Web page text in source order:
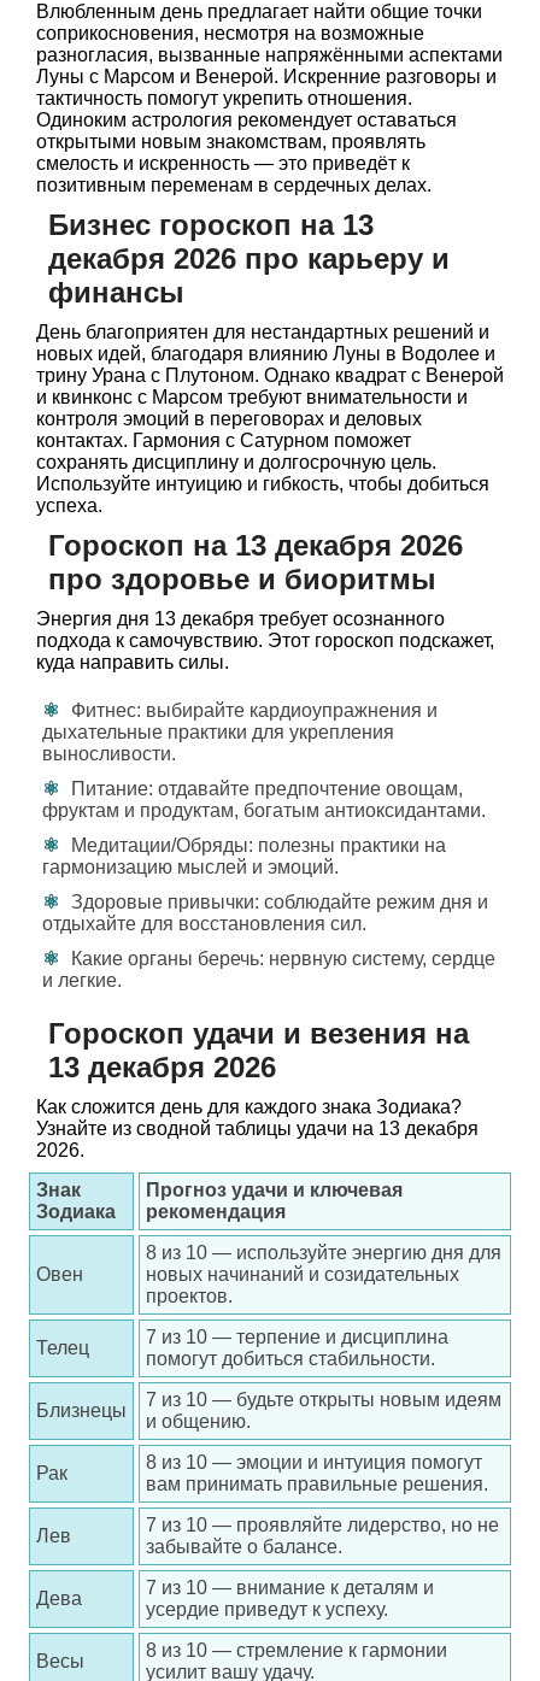
Влюбленным день предлагает найти общие точки
соприкосновения, несмотря на возможные
разногласия, вызванные напряжёнными аспектами
Луны с Марсом и Венерой. Искренние разговоры и
тактичность помогут укрепить отношения.
Одиноким астрология рекомендует оставаться
открытыми новым знакомствам, проявлять
смелость и искренность — это приведёт к
позитивным переменам в сердечных делах.
Бизнес гороскоп на 13
декабря 2026 про карьеру и
финансы
День благоприятен для нестандартных решений и
новых идей, благодаря влиянию Луны в Водолее и
трину Урана с Плутоном. Однако квадрат с Венерой
и квинконс с Марсом требуют внимательности и
контроля эмоций в переговорах и деловых
контактах. Гармония с Сатурном поможет
сохранять дисциплину и долгосрочную цель.
Используйте интуицию и гибкость, чтобы добиться
успеха.
Гороскоп на 13 декабря 2026
про здоровье и биоритмы
Энергия дня 13 декабря требует осознанного
подхода к самочувствию. Этот гороскоп подскажет,
куда направить силы.
Фитнес: выбирайте кардиоупражнения и
дыхательные практики для укрепления
выносливости.
Питание: отдавайте предпочтение овощам,
фруктам и продуктам, богатым антиоксидантами.
Медитации/Обряды: полезны практики на
гармонизацию мыслей и эмоций.
Здоровые привычки: соблюдайте режим дня и
отдыхайте для восстановления сил.
Какие органы беречь: нервную систему, сердце
и легкие.
Гороскоп удачи и везения на
13 декабря 2026
Как сложится день для каждого знака Зодиака?
Узнайте из сводной таблицы удачи на 13 декабря
2026.
Знак
Зодиака
Прогноз удачи и ключевая
рекомендация
Овен
8 из 10 — используйте энергию дня для
новых начинаний и созидательных
проектов.
Телец
7 из 10 — терпение и дисциплина
помогут добиться стабильноcти.
Близнецы
7 из 10 — будьте открыты новым идеям
и общению.
Рак
8 из 10 — эмоции и интуиция помогут
вам принимать правильные решения.
Лев
7 из 10 — проявляйте лидерство, но не
забывайте о балансе.
Дева
7 из 10 — внимание к деталям и
усердие приведут к успеху.
Весы
8 из 10 — стремление к гармонии
усилит вашу удачу.